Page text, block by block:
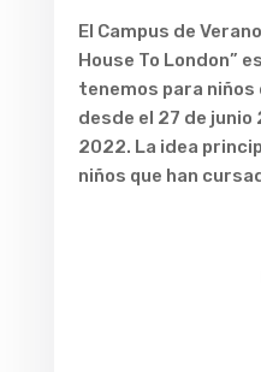
El Campus de
House To London”
tenemos para niños
desde el 27 de junio
2022. La idea
niños que han